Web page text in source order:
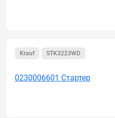
Krauf STK3223WD
0230006601 Стартер